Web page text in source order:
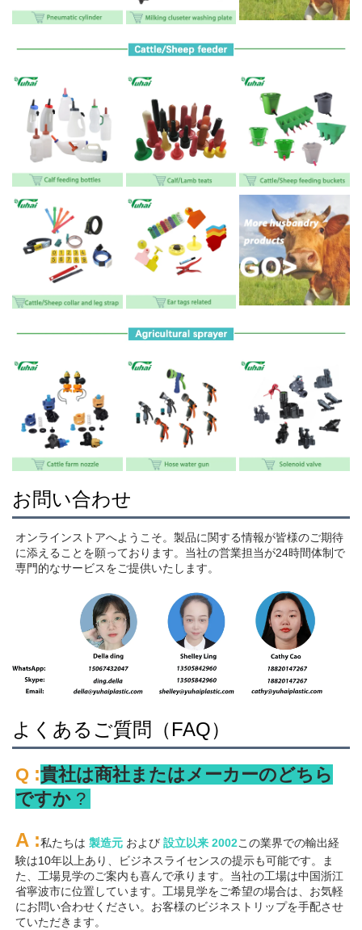
お問い合わせ
オンラインストアへようこそ。製品に関する情報が皆様のご期待
に添えることを願っております。当社の営業担当が24時間体制で
専門的なサービスをご提供いたします。
よくあるご質問（FAQ）
Q :貴社は商社またはメーカーのどちら
ですか ?
A :私たちは 製造元 および 設立以来 2002この業界での輸出経
験は10年以上あり、ビジネスライセンスの提示も可能です。ま
た、工場見学のご案内も喜んで承ります。当社の工場は中国浙江
省寧波市に位置しています。工場見学をご希望の場合は、お気軽
にお問い合わせください。お客様のビジネストリップを手配させ
ていただきます。